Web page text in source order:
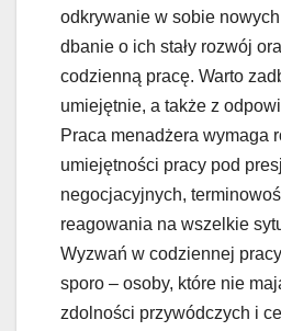
odkrywanie w sobie
dbanie o ich stały rozwój
codzienną pracę. Warto
umiejętnie, a także z
Praca menadżera wymaga
umiejętności pracy pod
negocjacyjnych,
reagowania na wszelkie
Wyzwań w codziennej
sporo – osoby, które nie
zdolności przywódczych i